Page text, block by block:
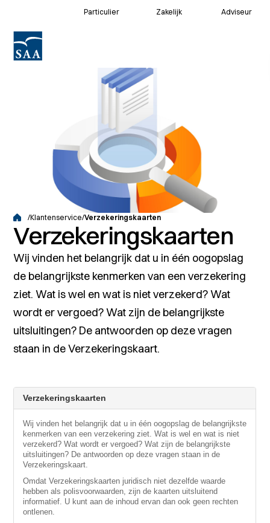
Particulier Zakelijk Adviseur
/Klantenservice/Verzekeringskaarten
Verzekeringskaarten
Wij vinden het belangrijk dat u in één oogopslag
de belangrijkste kenmerken van een verzekering
ziet. Wat is wel en wat is niet verzekerd? Wat
wordt er vergoed? Wat zijn de belangrijkste
uitsluitingen? De antwoorden op deze vragen
staan in de Verzekeringskaart.